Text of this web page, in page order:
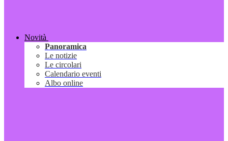
Novità
Panoramica
Le notizie
Le circolari
Calendario eventi
Albo online